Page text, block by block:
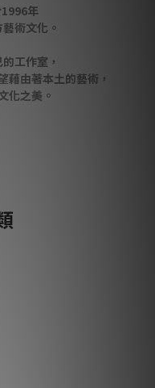
年
術文化。
工作室，
藉由著本土的藝術，
化之美。